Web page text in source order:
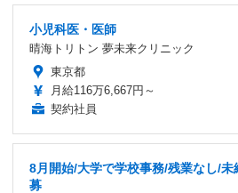
小児科医・医師
晴海トリトン 夢未来クリニック
東京都
月給116万6,667円～
契約社員
8月開始/大学で学校事務/残業なし/
募